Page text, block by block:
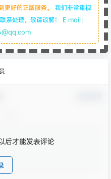
更好的正版服务。 我们非常重视
系处理。敬请谅解！ E-mail：
后才能发表评论